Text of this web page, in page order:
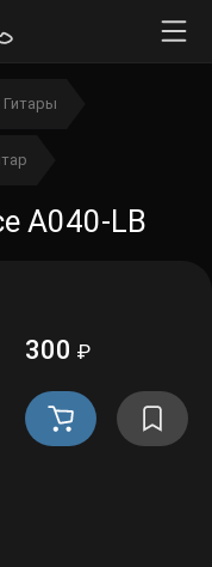
Гитары
A040-LB
300 ₽